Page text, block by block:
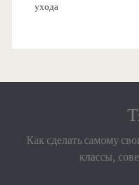
ухода
Как сделать самому
классы,